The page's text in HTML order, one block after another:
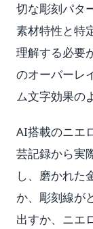
切な彫刻パタ
素材特性と特
理解する必要
のオーバーレ
ム文字効果の
AI搭載のニエ
芸記録から実
し、磨かれた
か、彫刻線が
出すか、ニエ